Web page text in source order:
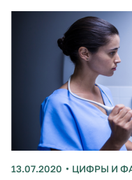
13.07.2020 ЦИФРЫ И